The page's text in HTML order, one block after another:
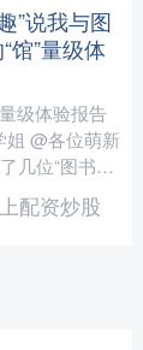
”说我与图
”量级体
级体验报告
姐 @各位萌新
几位“图书馆
你为什....
配资炒股